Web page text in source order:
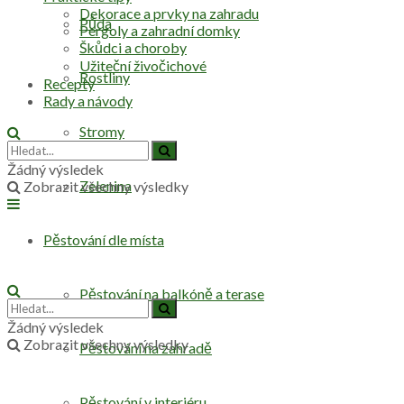
Půda
Rostliny
Stromy
Zelenina
Pěstování dle místa
Pěstování na balkóně a terase
Pěstování na zahradě
Dekorace a prvky na zahradu
Pergoly a zahradní domky
Škůdci a choroby
Užiteční živočichové
Recepty
Rady a návody
Žádný výsledek
Zobrazit všechny výsledky
Žádný výsledek
Zobrazit všechny výsledky